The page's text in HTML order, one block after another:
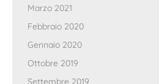
Marzo 2021
Febbraio 2020
Gennaio 2020
Ottobre 2019
Settembre 2019